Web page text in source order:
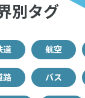
別タグ
道 航空
路 バス